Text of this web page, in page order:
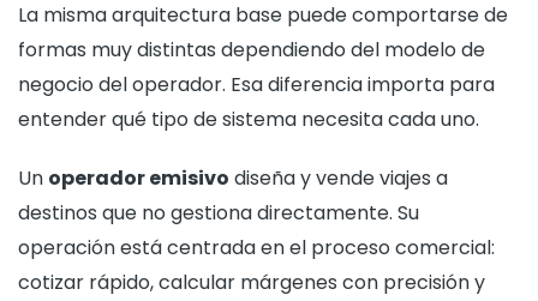
La misma arquitectura base puede comportarse de
formas muy distintas dependiendo del modelo de
negocio del operador. Esa diferencia importa para
entender qué tipo de sistema necesita cada uno.
Un operador emisivo diseña y vende viajes a
destinos que no gestiona directamente. Su
operación está centrada en el proceso comercial:
cotizar rápido, calcular márgenes con precisión y